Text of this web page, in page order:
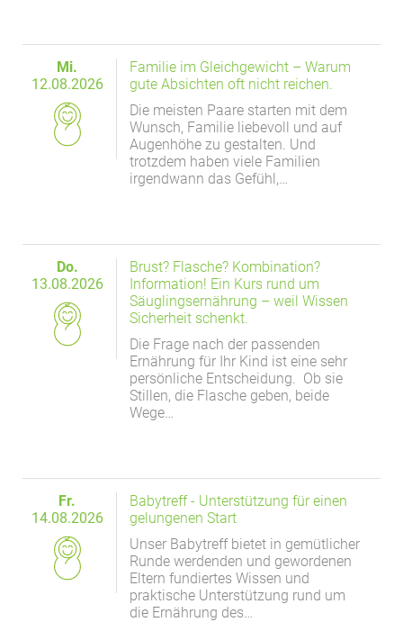
Mi.
12.08.2026
Familie im Gleichgewicht – Warum
gute Absichten oft nicht reichen.
Die meisten Paare starten mit dem
Wunsch, Familie liebevoll und auf
Augenhöhe zu gestalten. Und
trotzdem haben viele Familien
irgendwann das Gefühl,…
Do.
13.08.2026
Brust? Flasche? Kombination?
Information! Ein Kurs rund um
Säuglingsernährung – weil Wissen
Sicherheit schenkt.
Die Frage nach der passenden
Ernährung für Ihr Kind ist eine sehr
persönliche Entscheidung. Ob sie
Stillen, die Flasche geben, beide
Wege…
Fr.
14.08.2026
Babytreff - Unterstützung für einen
gelungenen Start
Unser Babytreff bietet in gemütlicher
Runde werdenden und gewordenen
Eltern fundiertes Wissen und
praktische Unterstützung rund um
die Ernährung des…